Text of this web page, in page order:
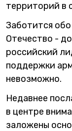
территорий в
Заботится
Отечество -
российский
поддержки
невозможно.
Недавнее
в центре
заложены